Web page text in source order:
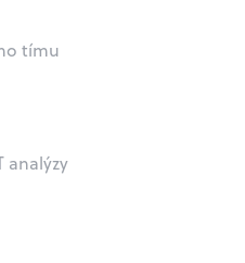
tímu
analýzy